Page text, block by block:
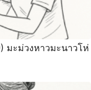
มะม่วงหาวมะนาวโห่